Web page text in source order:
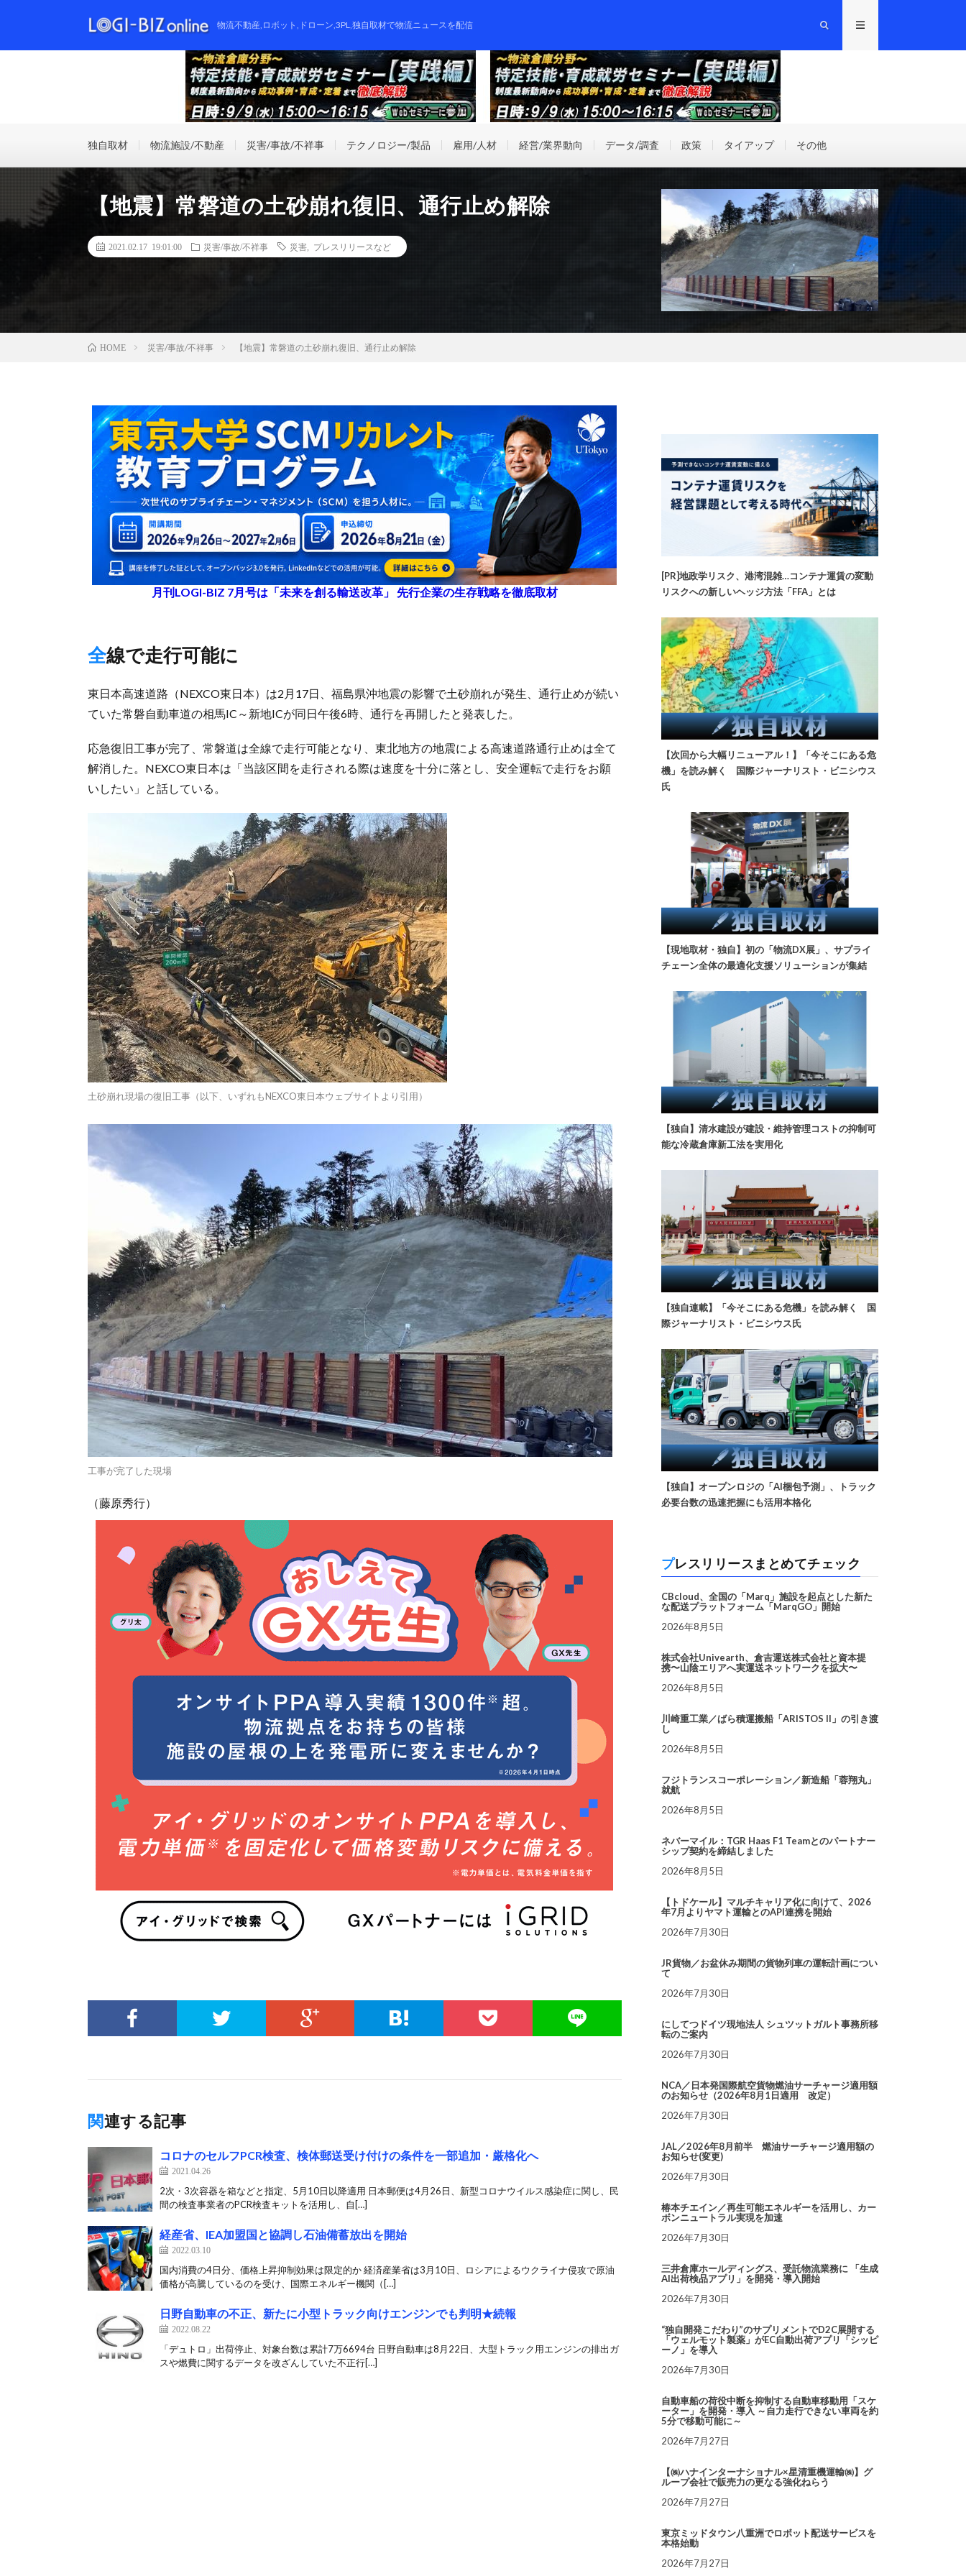
物流不動産,ロボット,ドローン,3PL,独自取材で物流ニュースを配信
独自取材 物流施設/不動産 災害/事故/不祥事 テクノロジー/製品 雇用/人材 経営/業界動向 データ/調査 政策 タイアップ その他
【地震】常磐道の土砂崩れ復旧、通行止め解除
2021.02.17 19:01:00 災害/事故/不祥事 災害 プレスリリースなど
HOME 災害/事故/不祥事 【地震】常磐道の土砂崩れ復旧、通行止め解除
月刊LOGI-BIZ 7月号は「未来を創る輸送改革」 先行企業の生存戦略を徹底取材
全線で走行可能に
東日本高速道路（NEXCO東日本）は2月17日、福島県沖地震の影響で土砂崩れが発生、通行止めが続い
ていた常磐自動車道の相馬IC～新地ICが同日午後6時、通行を再開したと発表した。
応急復旧工事が完了、常磐道は全線で走行可能となり、東北地方の地震による高速道路通行止めは全て
解消した。NEXCO東日本は「当該区間を走行される際は速度を十分に落とし、安全運転で走行をお願
いしたい」と話している。
土砂崩れ現場の復旧工事（以下、いずれもNEXCO東日本ウェブサイトより引用）
工事が完了した現場
（藤原秀行）
関連する記事
コロナのセルフPCR検査、検体郵送受け付けの条件を一部追加・厳格化へ
2021.04.26
2次・3次容器を箱などと指定、5月10日以降適用 日本郵便は4月26日、新型コロナウイルス感染症に関し、民
間の検査事業者のPCR検査キットを活用し、自[…]
経産省、IEA加盟国と協調し石油備蓄放出を開始
2022.03.10
国内消費の4日分、価格上昇抑制効果は限定的か 経済産業省は3月10日、ロシアによるウクライナ侵攻で原油
価格が高騰しているのを受け、国際エネルギー機関（[…]
日野自動車の不正、新たに小型トラック向けエンジンでも判明★続報
2022.08.22
「デュトロ」出荷停止、対象台数は累計7万6694台 日野自動車は8月22日、大型トラック用エンジンの排出ガ
スや燃費に関するデータを改ざんしていた不正行[…]
[PR]地政学リスク、港湾混雑…コンテナ運賃の変動
リスクへの新しいヘッジ方法「FFA」とは
【次回から大幅リニューアル！】「今そこにある危
機」を読み解く 国際ジャーナリスト・ビニシウス
氏
【現地取材・独自】初の「物流DX展」、サプライ
チェーン全体の最適化支援ソリューションが集結
【独自】清水建設が建設・維持管理コストの抑制可
能な冷蔵倉庫新工法を実用化
【独自連載】「今そこにある危機」を読み解く 国
際ジャーナリスト・ビニシウス氏
【独自】オープンロジの「AI梱包予測」、トラック
必要台数の迅速把握にも活用本格化
プレスリリースまとめてチェック
CBcloud、全国の「Marq」施設を起点とした新た
な配送プラットフォーム「MarqGO」開始
2026年8月5日
株式会社Univearth、倉吉運送株式会社と資本提
携〜山陰エリアへ実運送ネットワークを拡大〜
2026年8月5日
川崎重工業／ばら積運搬船「ARISTOS II」の引き渡
し
2026年8月5日
フジトランスコーポレーション／新造船「蓉翔丸」
就航
2026年8月5日
ネバーマイル：TGR Haas F1 Teamとのパートナー
シップ契約を締結しました
2026年8月5日
【トドケール】マルチキャリア化に向けて、2026
年7月よりヤマト運輸とのAPI連携を開始
2026年7月30日
JR貨物／お盆休み期間の貨物列車の運転計画につい
て
2026年7月30日
にしてつドイツ現地法人 シュツットガルト事務所移
転のご案内
2026年7月30日
NCA／日本発国際航空貨物燃油サーチャージ適用額
のお知らせ（2026年8月1日適用 改定）
2026年7月30日
JAL／2026年8月前半 燃油サーチャージ適用額の
お知らせ(変更)
2026年7月30日
椿本チエイン／再生可能エネルギーを活用し、カー
ボンニュートラル実現を加速
2026年7月30日
三井倉庫ホールディングス、受託物流業務に 「生成
AI出荷検品アプリ」を開発・導入開始
2026年7月30日
“独自開発こだわり”のサプリメントでD2C展開する
「ウェルモット製薬」がEC自動出荷アプリ「シッピ
ーノ」を導入
2026年7月30日
自動車船の荷役中断を抑制する自動車移動用「スケ
ーター」を開発・導入 ～自力走行できない車両を約
5分で移動可能に～
2026年7月27日
【㈱ハナインターナショナル×星清重機運輸㈱】グ
ループ会社で販売力の更なる強化ねらう
2026年7月27日
東京ミッドタウン八重洲でロボット配送サービスを
本格始動
2026年7月27日